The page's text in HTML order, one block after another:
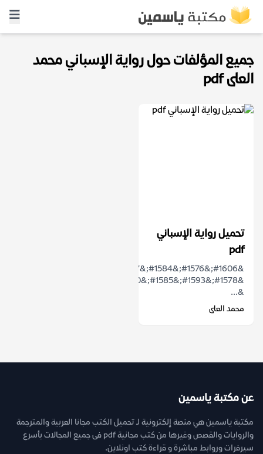
جميع المؤلفات حول رواية الإسباني محمد
العلى pdf
تحميل رواية الإسباني
pdf
&...
محمد العلى
عن مكتبة ياسمين
مكتبة ياسمين هي منصة إلكترونية لـ تحميل الكتب مجانا العربية والمترجمة
والروايات والقصص وغيرها من كتب مجانية pdf فى جميع المجالات بأسرع
سيرفرات وروابط مباشرة و قراءة كتب اونلاين.